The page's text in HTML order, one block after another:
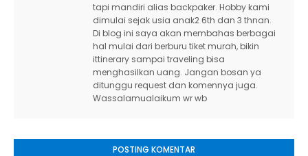
tapi mandiri alias backpaker. Hobby kami
dimulai sejak usia anak2 6th dan 3 thnan.
Di blog ini saya akan membahas berbagai
hal mulai dari berburu tiket murah, bikin
ittinerary sampai traveling bisa
menghasilkan uang. Jangan bosan ya
ditunggu request dan komennya juga.
Wassalamualaikum wr wb
POSTING KOMENTAR